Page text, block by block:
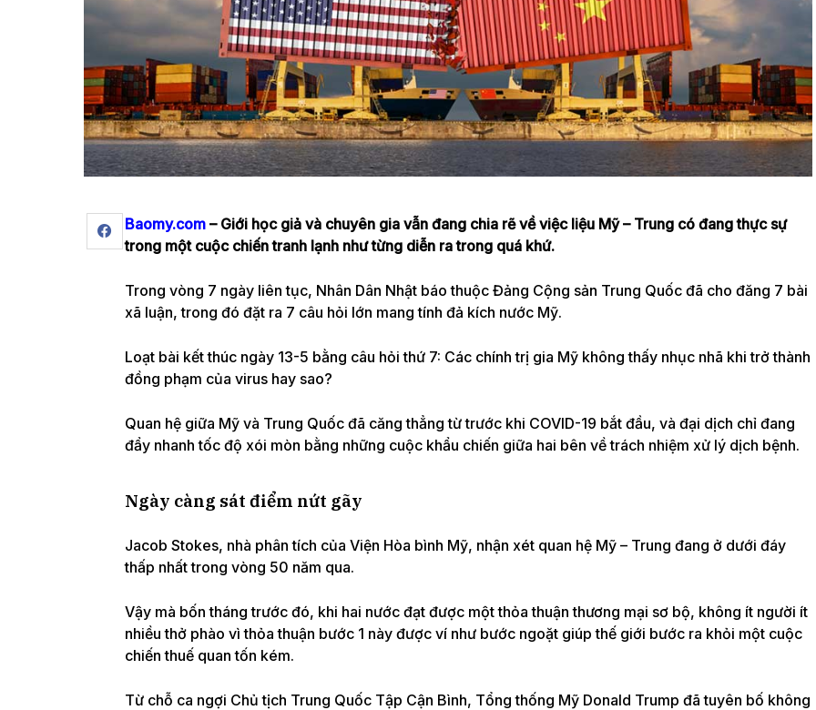
Baomy.com – Giới học giả và chuyên gia vẫn đang chia rẽ về việc liệu Mỹ – Trung có đang thực sự
trong một cuộc chiến tranh lạnh như từng diễn ra trong quá khứ.
Trong vòng 7 ngày liên tục, Nhân Dân Nhật báo thuộc Đảng Cộng sản Trung Quốc đã cho đăng 7 bài
xã luận, trong đó đặt ra 7 câu hỏi lớn mang tính đả kích nước Mỹ.
Loạt bài kết thúc ngày 13-5 bằng câu hỏi thứ 7: Các chính trị gia Mỹ không thấy nhục nhã khi trở thành
đồng phạm của virus hay sao?
Quan hệ giữa Mỹ và Trung Quốc đã căng thẳng từ trước khi COVID-19 bắt đầu, và đại dịch chỉ đang
đẩy nhanh tốc độ xói mòn bằng những cuộc khẩu chiến giữa hai bên về trách nhiệm xử lý dịch bệnh.
Ngày càng sát điểm nứt gãy
Jacob Stokes, nhà phân tích của Viện Hòa bình Mỹ, nhận xét quan hệ Mỹ – Trung đang ở dưới đáy
thấp nhất trong vòng 50 năm qua.
Vậy mà bốn tháng trước đó, khi hai nước đạt được một thỏa thuận thương mại sơ bộ, không ít người ít
nhiều thở phào vì thỏa thuận bước 1 này được ví như bước ngoặt giúp thế giới bước ra khỏi một cuộc
chiến thuế quan tốn kém.
Từ chỗ ca ngợi Chủ tịch Trung Quốc Tập Cận Bình, Tổng thống Mỹ Donald Trump đã tuyên bố không